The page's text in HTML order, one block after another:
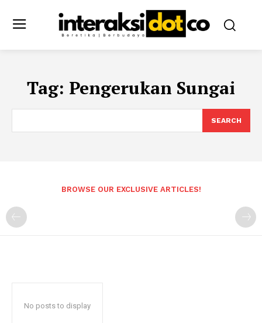
Tag: Pengerukan Sungai
SEARCH
BROWSE OUR EXCLUSIVE ARTICLES!
No posts to display